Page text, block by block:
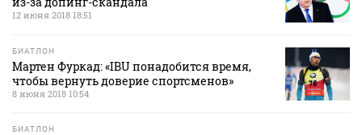
12 июня 2018 18:51
БИАТЛОН
Мартен Фуркад: «IBU понадобится время,
чтобы вернуть доверие спортсменов»
8 июня 2018 10:54
БИАТЛОН